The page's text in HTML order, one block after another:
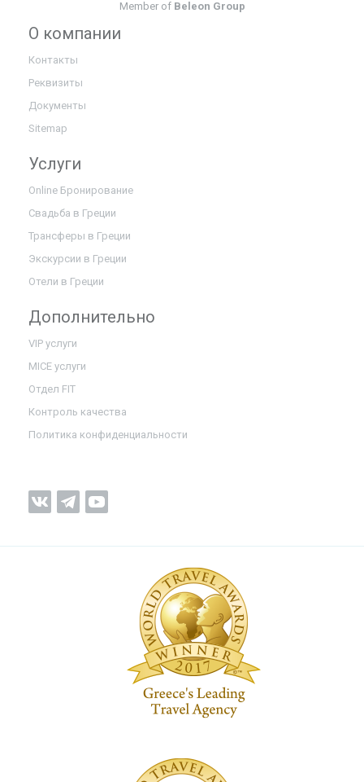
Member of Beleon Group
О компании
Контакты
Реквизиты
Документы
Sitemap
Услуги
Online Бронирование
Свадьба в Греции
Трансферы в Греции
Экскурсии в Греции
Отели в Греции
Дополнительно
VIP услуги
MICE услуги
Отдел FIT
Контроль качества
Политика конфиденциальности